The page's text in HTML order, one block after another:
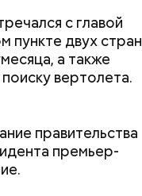
с главой
пункте двух стран
а также
вертолета.
правительства
премьер-
обойдется в
по ЦБ РФ —